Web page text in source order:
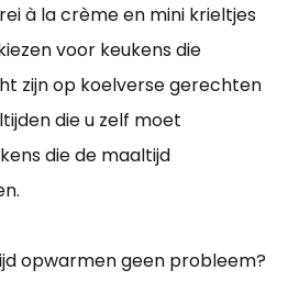
à la crème en mini krieltjes
voor keukens die
zijn op koelverse gerechten
die u zelf moet
die de maaltijd
opwarmen geen probleem?